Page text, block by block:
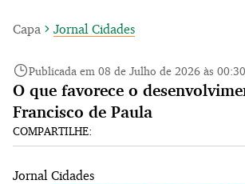
Capa Jornal Cidades
Publicada em 08 de Julho de 2026 às 00:30
O que favorece o
Francisco de Paula
COMPARTILHE:
Jornal Cidades